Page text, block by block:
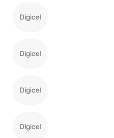
Digicel
Digicel
Digicel
Digicel